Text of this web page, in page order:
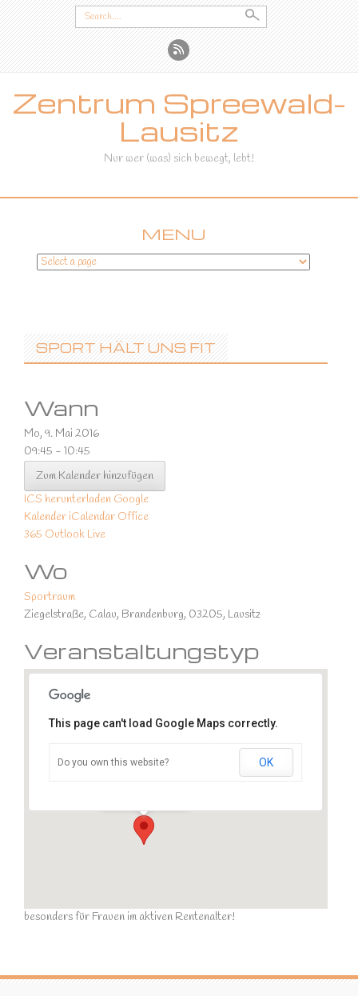
Search
for:
Zentrum Spreewald-
Lausitz
Nur wer (was) sich bewegt, lebt!
MENU
SKIP
SPORT HÄLT UNS FIT
Wann
Mo, 9. Mai 2016
09:45 - 10:45
Zum Kalender hinzufügen
ICS herunterladen Google
Kalender iCalendar Office
365 Outlook Live
Wo
Sportraum
Ziegelstraße, Calau, Brandenburg, 03205, Lausitz
Veranstaltungstyp
Sportraum
This page can't load Google Maps correctly.
Do you own this website? OK
besonders für Frauen im aktiven Rentenalter!